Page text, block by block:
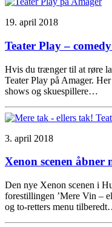
19. april 2018
Teater Play –
Hvis du trænger til at røre
Teater Play på Amager.
shows og skuespillere…
3. april 2018
Xenon scenen åbner
Den nye Xenon scenen i
forestillingen ’Mere Vin –
og to-retters menu